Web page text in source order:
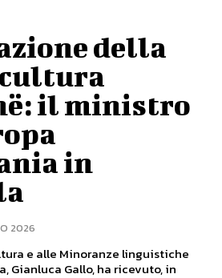
della
il ministro
in
2026
e alle Minoranze linguistiche
Gianluca Gallo, ha ricevuto, in